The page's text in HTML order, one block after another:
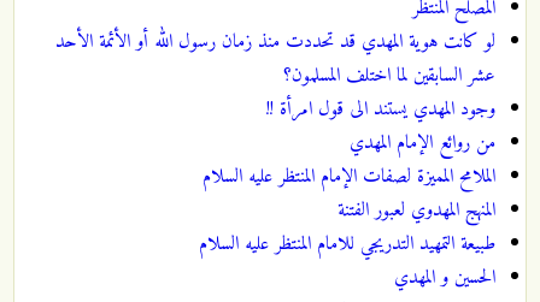
المصلح المنتظر
لو كانت هوية المهدي قد تحددت منذ زمان رسول الله أو الأئمة الأحد
عشر السابقين لما اختلف المسلمون؟
وجود المهدي يستند الى قول امرأة !!
من روائع الإمام المهدي
الملامح المميزة لصفات الإمام المنتظر عليه السلام
المنهج المهدوي لعبور الفتنة
طبيعة التمهيد التدريجي للامام المنتظر عليه السلام
الحسين و المهدي